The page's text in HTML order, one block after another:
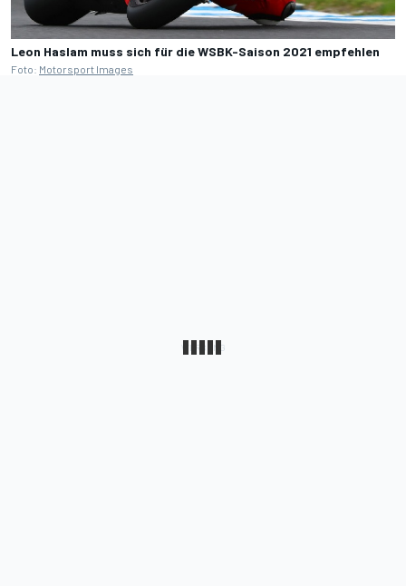
Leon Haslam muss sich für die WSBK-Saison 2021 empfehlen
Foto: Motorsport Images